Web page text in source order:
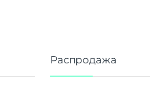
Распродажа